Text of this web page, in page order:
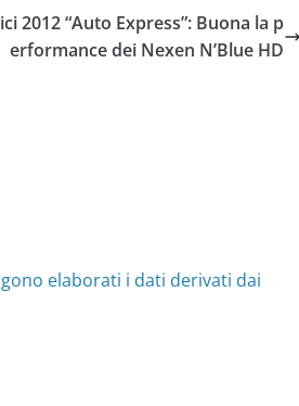
2012 “Auto Express”: Buona la p
erformance dei Nexen N’Blue HD
elaborati i dati derivati dai